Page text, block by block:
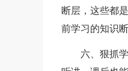
断层，这些都
前学习的知识
六、狠抓学